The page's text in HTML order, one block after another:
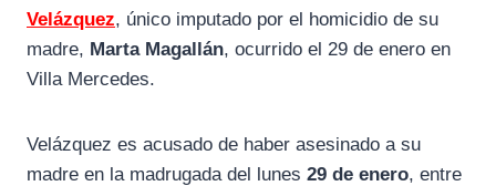
o
A
Velázquez, único imputado por el homicidio de su
madre, Marta Magallán, ocurrido el 29 de enero en
Villa Mercedes.
Velázquez es acusado de haber asesinado a su
madre en la madrugada del lunes 29 de enero, entre